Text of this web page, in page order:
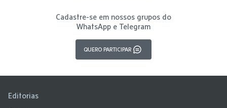
Cadastre-se em nossos grupos do
WhatsApp e Telegram
QUERO PARTICIPAR
Editorias